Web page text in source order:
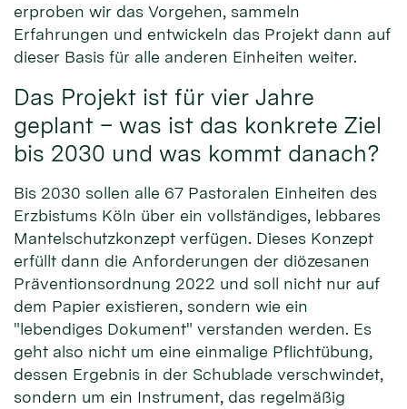
erproben wir das Vorgehen, sammeln
Erfahrungen und entwickeln das Projekt dann auf
dieser Basis für alle anderen Einheiten weiter.
Das Projekt ist für vier Jahre
geplant – was ist das konkrete Ziel
bis 2030 und was kommt danach?
Bis 2030 sollen alle 67 Pastoralen Einheiten des
Erzbistums Köln über ein vollständiges, lebbares
Mantelschutzkonzept verfügen. Dieses Konzept
erfüllt dann die Anforderungen der diözesanen
Präventionsordnung 2022 und soll nicht nur auf
dem Papier existieren, sondern wie ein
"lebendiges Dokument" verstanden werden. Es
geht also nicht um eine einmalige Pflichtübung,
dessen Ergebnis in der Schublade verschwindet,
sondern um ein Instrument, das regelmäßig